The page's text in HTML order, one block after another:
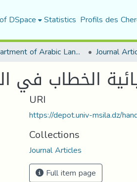
DSpace Statistics Profils des
Department of Arabic Language and Literature Journal
الخطاب في
URI
https://depot.univ-msila.dz/
Collections
Journal Articles
Full item page